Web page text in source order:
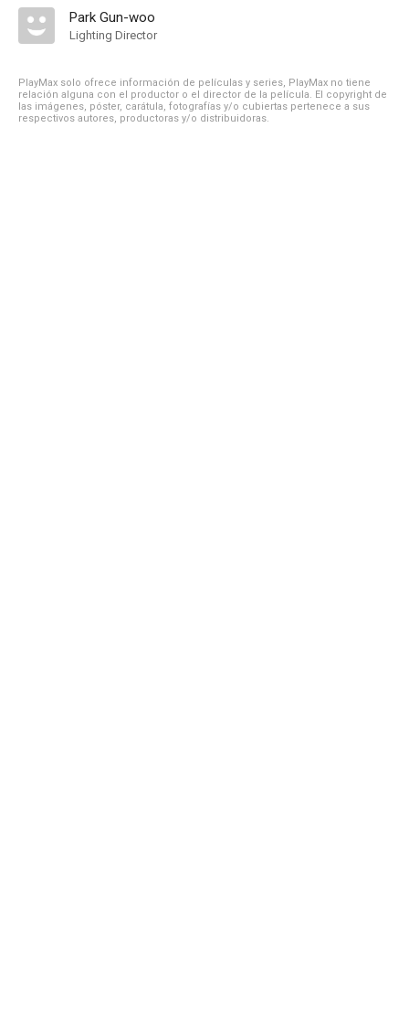
Park Gun-woo
Lighting Director
PlayMax solo ofrece información de películas y series, PlayMax no tiene
relación alguna con el productor o el director de la película. El copyright de
las imágenes, póster, carátula, fotografías y/o cubiertas pertenece a sus
respectivos autores, productoras y/o distribuidoras.